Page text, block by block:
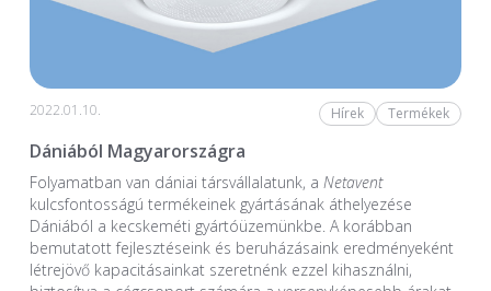
2022.01.10. Hírek Termékek
Dániából Magyarországra
Folyamatban van dániai társvállalatunk, a Netavent
kulcsfontosságú termékeinek gyártásának áthelyezése
Dániából a kecskeméti gyártóüzemünkbe. A korábban
bemutatott fejlesztéseink és beruházásaink eredményeként
létrejövő kapacitásainkat szeretnénk ezzel kihasználni,